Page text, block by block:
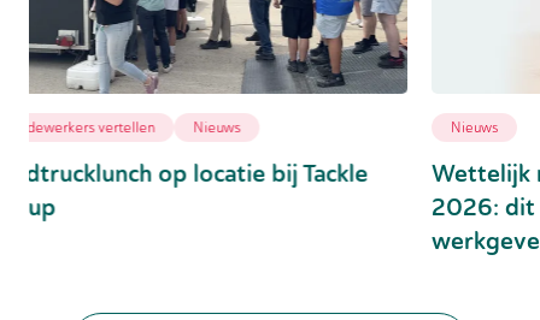
Nieuws
Wettelijk minimumloon stijgt per 1 juli
2026: dit betekent het voor
Vijf
over